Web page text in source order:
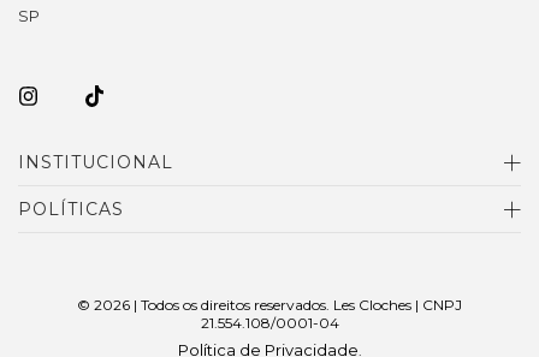
SP
INSTITUCIONAL
POLÍTICAS
© 2026 | Todos os direitos reservados. Les Cloches | CNPJ
21.554.108/0001-04
Política de Privacidade